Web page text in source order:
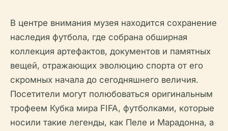
В центре внимания музея находится сохранение
наследия футбола, где собрана обширная
коллекция артефактов, документов и памятных
вещей, отражающих эволюцию спорта от его
скромных начала до сегодняшнего величия.
Посетители могут полюбоваться оригинальным
трофеем Кубка мира FIFA, футболками, которые
носили такие легенды, как Пеле и Марадонна, а